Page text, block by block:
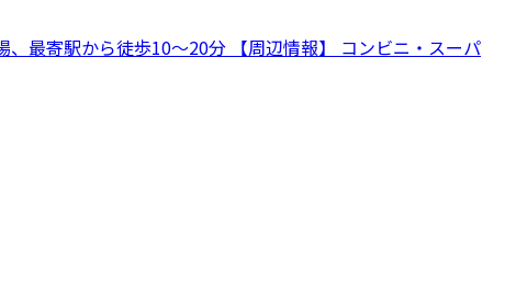
最寄駅から徒歩10～20分 【周辺情報】 コンビニ・スーパ